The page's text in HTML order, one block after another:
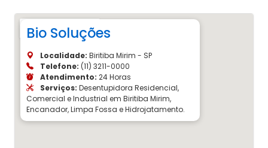
Bio Soluções
Localidade: Biritiba Mirim - SP
Telefone: (11) 3211-0000
Atendimento: 24 Horas
Serviços: Desentupidora Residencial,
Comercial e Industrial em Biritiba Mirim,
Encanador, Limpa Fossa e Hidrojatamento.